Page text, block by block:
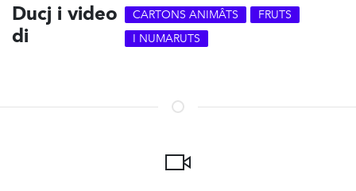
Ducj i video
di
CARTONS ANIMÂTS
FRUTS
I NUMARUTS